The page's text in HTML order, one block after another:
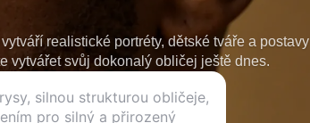
realistické portréty, dětské tváře a postavy
vytvářet svůj dokonalý obličej ještě dnes.